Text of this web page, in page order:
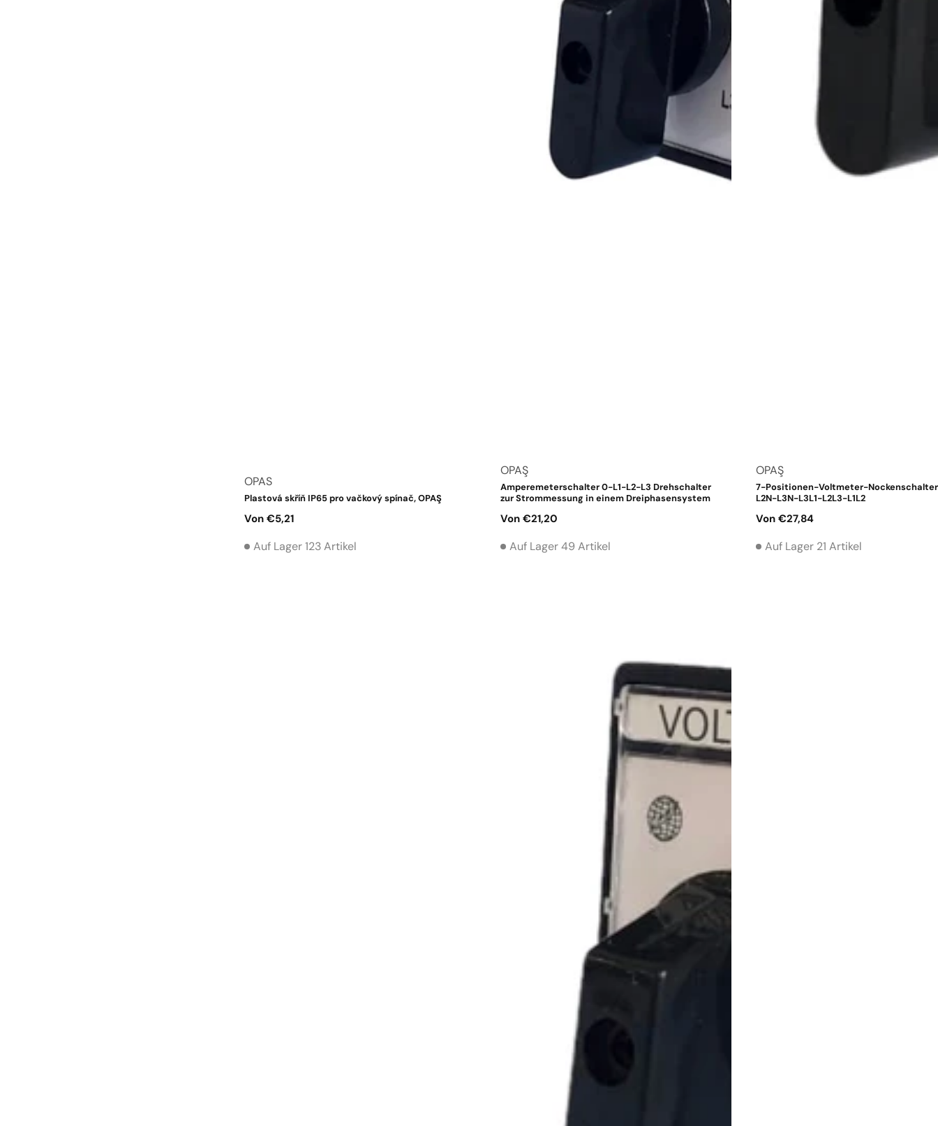
OPAS
Plastová skříň IP65 pro vačkový spínač, OPAŞ
Normaler
Von €5,21
Auf Lager 123 Artikel
OPAŞ
Amperemeterschalter 0-L1-L2-L3 Drehschalter
zur Strommessung in einem Dreiphasensystem
Normaler
Von €21,20
Auf Lager 49 Artikel
OPAŞ
7-Positionen-Voltmeter-
L2N-L3N-L3L1-L2L3-L1L2
Normaler
Von €27,84
Auf Lager 21 Artikel